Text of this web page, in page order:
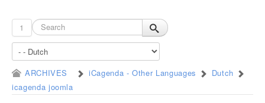
1
ARCHIVES iCagenda - Other Languages
Dutch
icagenda joomla